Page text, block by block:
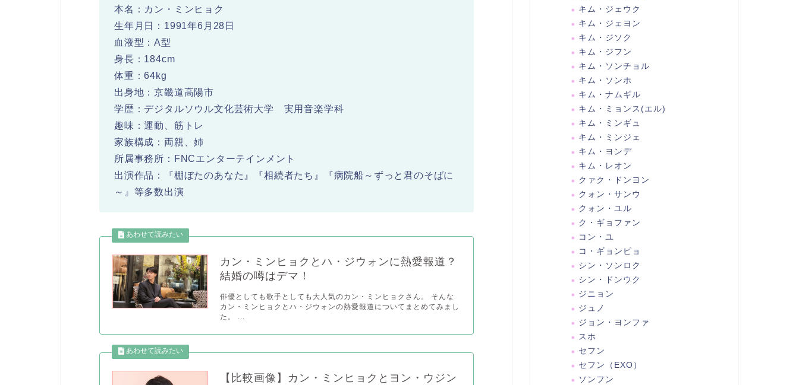
本名：カン・ミンヒョク
生年月日：1991年6月28日
血液型：A型
身長：184cm
体重：64kg
出身地：京畿道高陽市
学歴：デジタルソウル文化芸術大学 実用音楽学科
趣味：運動、筋トレ
家族構成：両親、姉
所属事務所：FNCエンターテインメント
出演作品：『棚ぼたのあなた』『相続者たち』『病院船～ずっと君のそばに
～』等多数出演
カン・ミンヒョクとハ・ジウォンに熱愛報道？
結婚の噂はデマ！
俳優としても歌手としても大人気のカン・ミンヒョクさん。 そんな
カン・ミンヒョクとハ・ジウォンの熱愛報道についてまとめてみまし
た。 ...
【比較画像】カン・ミンヒョクとヨン・ウジン
キム・ジェウク
キム・ジェヨン
キム・ジソク
キム・ジフン
キム・ソンチョル
キム・ソンホ
キム・ナムギル
キム・ミョンス(エル)
キム・ミンギュ
キム・ミンジェ
キム・ヨンデ
キム・レオン
クァク・ドンヨン
クォン・サンウ
クォン・ユル
ク・ギョファン
コン・ユ
コ・ギョンピョ
シン・ソンロク
シン・ドンウク
ジニョン
ジュノ
ジョン・ヨンファ
スホ
セフン
セフン（EXO）
ソンフン